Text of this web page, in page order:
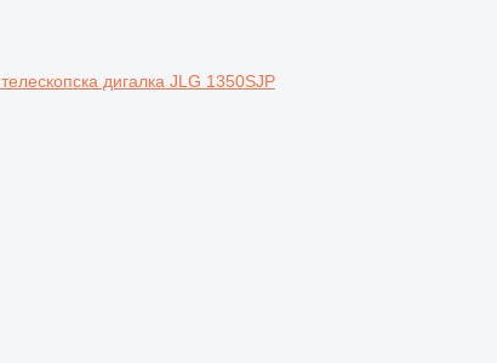
телескопска дигалка JLG 1350SJP